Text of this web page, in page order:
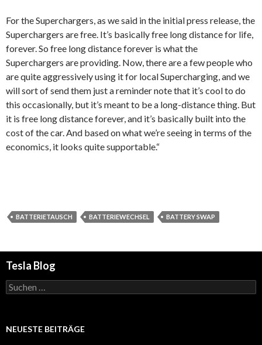
For the Superchargers, as we said in the initial press release, the
Superchargers are free. It’s basically free long distance for life,
forever. So free long distance forever is what the
Superchargers are providing. Now, there are a few people who
are quite aggressively using it for local Supercharging, and we
will sort of send them just a reminder note that it’s cool to do
this occasionally, but it’s meant to be a long-distance thing. But
it is free long distance forever, and it’s basically built into the
cost of the car. And based on what we’re seeing in terms of the
economics, it looks quite supportable.“
BATTERIETAUSCH BATTERIEWECHSEL BATTERY SWAP
Tesla Blog
Suchen
nach:
NEUESTE BEITRÄGE